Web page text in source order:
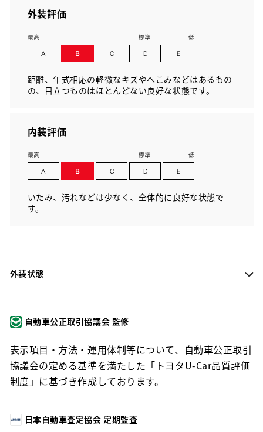
外装評価
距離、年式相応の軽微なキズやへこみなどはあるもの
の、目立つものはほとんどない良好な状態です。
内装評価
いたみ、汚れなどは少なく、全体的に良好な状態で
す。
外装状態
自動車公正取引協議会 監修
表示項目・方法・運用体制等について、自動車公正取引
協議会の定める基準を満たした「トヨタU-Car品質評価
制度」に基づき作成しております。
日本自動車査定協会 定期監査